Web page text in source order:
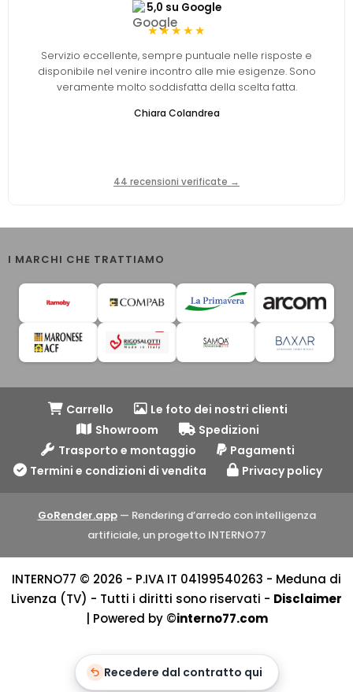
5,0 su Google
★★★★★
Servizio eccellente, sempre puntuale nelle risposte e
disponibile nel venire incontro alle mie esigenze. Sono
veramente molto soddisfatta della scelta fatta.
Chiara Colandrea
44 recensioni verificate →
I MARCHI CHE TRATTIAMO
Carrello
Le foto dei nostri clienti
Showroom
Spedizioni
Trasporto e montaggio
Pagamenti
Termini e condizioni di vendita
Privacy policy
GoRender.app— Rendering d’arredo con intelligenza
artificiale, un progetto INTERNO77
INTERNO77 © 2026 - P.IVA IT 04199540263 - Meduna di
Livenza (TV) - Tutti i diritti sono riservati - Disclaimer
| Powered by ©interno77.com
Recedere dal contratto qui